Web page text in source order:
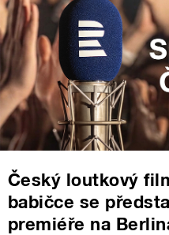
Český loutkový
babičce se
premiéře na